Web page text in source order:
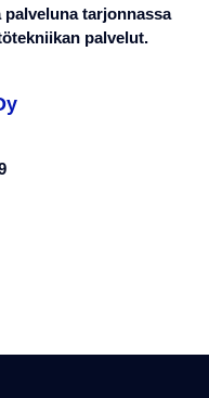
tarjonnassa
palvelut.